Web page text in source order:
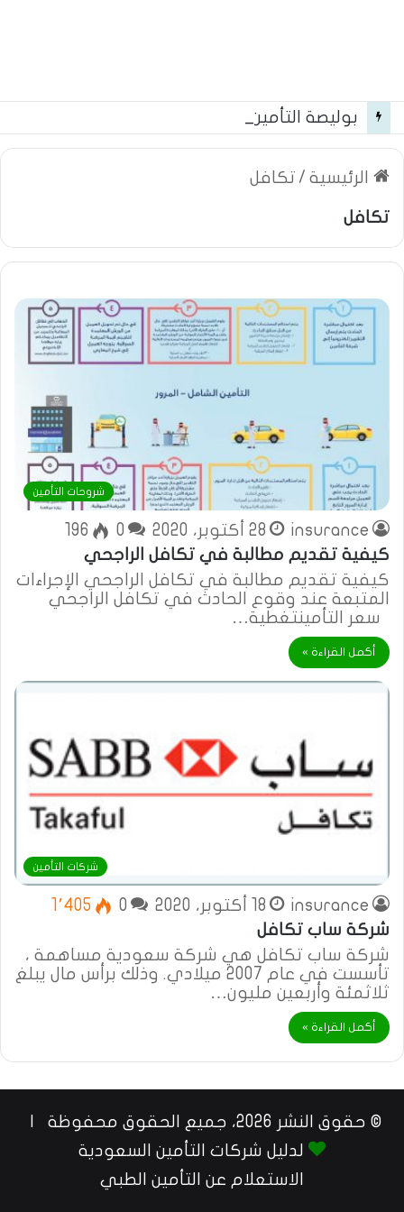
الرئيسية / تكافل
تكافل
شروحات التأمين
insurance 28 أكتوبر، 2020 0
196
كيفية تقديم مطالبة في تكافل الراجحي
كيفية تقديم مطالبة في تكافل الراجحي الإجراءات
المتبعة عند وقوع الحادث في تكافل الراجحي
سعر التأمينتغطية…
أكمل القراءة »
شركات التأمين
insurance 18 أكتوبر، 2020 0
1٬405
شركة ساب تكافل
شركة ساب تكافل هي شركة سعودية مساهمة ،
تأسست في عام 2007 ميلادي. وذلك برأس مال يبلغ
ثلاثمئة وأربعين مليون…
أكمل القراءة »
© حقوق النشر 2026، جميع الحقوق محفوظة |
لدليل شركات التأمين السعودية
الاستعلام عن التأمين الطبي